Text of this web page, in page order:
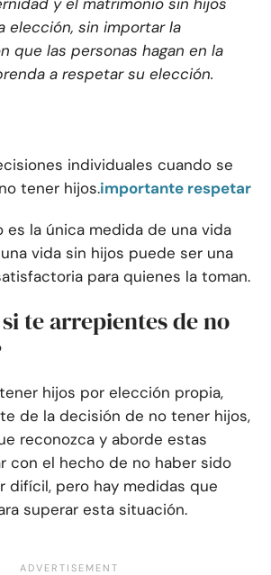
elección, sin importar la
que las personas hagan en la
a respetar su elección.
individuales cuando se
tener hijos.importante respetar
es la única medida de una vida
vida sin hijos puede ser una
para quienes la toman.
te arrepientes de no
hijos por elección propia,
de la decisión de no tener hijos,
reconozca y aborde estas
con el hecho de no haber sido
difícil, pero hay medidas que
superar esta situación.